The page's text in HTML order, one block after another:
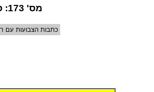
מס' 173: ספטמבר-אוקטובר 2020
כתבות הצבועות עם